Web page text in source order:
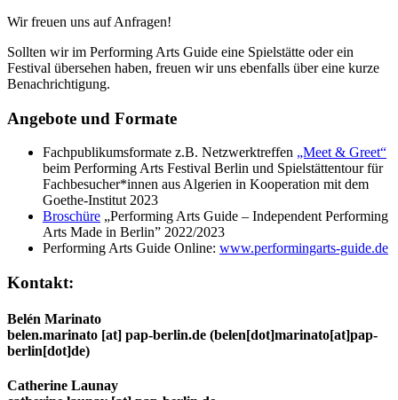
Wir freuen uns auf Anfragen!
Sollten wir im Performing Arts Guide eine Spielstätte oder ein
Festival übersehen haben, freuen wir uns ebenfalls über eine kurze
Benachrichtigung.
Angebote und Formate
Fachpublikumsformate z.B. Netzwerktreffen „Meet & Greet“
beim Performing Arts Festival Berlin und Spielstättentour für
Fachbesucher*innen aus Algerien in Kooperation mit dem
Goethe-Institut 2023
Broschüre „Performing Arts Guide – Independent Performing
Arts Made in Berlin” 2022/2023
Performing Arts Guide Online: www.performingarts-guide.de
Kontakt:
Belén Marinato
belen.marinato [at] pap-berlin.de (belen[dot]marinato[at]pap-
berlin[dot]de)
Catherine Launay